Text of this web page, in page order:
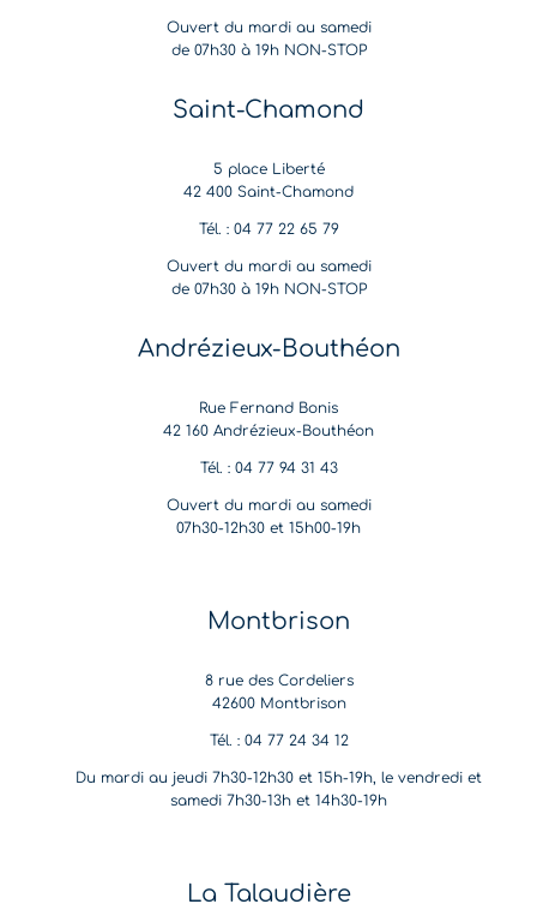
Ouvert du mardi au samedi
de 07h30 à 19h NON-STOP
Saint-Chamond
5 place Liberté
42 400 Saint-Chamond
Tél. : 04 77 22 65 79
Ouvert du mardi au samedi
de 07h30 à 19h NON-STOP
Andrézieux-Bouthéon
Rue Fernand Bonis
42 160 Andrézieux-Bouthéon
Tél. : 04 77 94 31 43
Ouvert du mardi au samedi
07h30-12h30 et 15h00-19h
Montbrison
8 rue des Cordeliers
42600 Montbrison
Tél. : 04 77 24 34 12
Du mardi au jeudi 7h30-12h30 et 15h-19h, le vendredi et
samedi 7h30-13h et 14h30-19h
La Talaudière